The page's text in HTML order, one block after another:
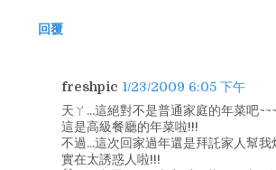
回覆
freshpic 1/23/2009 6:05 下午
天ㄚ...這絕對不是普通家庭的年菜吧~~~
這是高級餐廳的年菜啦!!!
不過...這次回家過年還是拜託家人幫我
實在太誘惑人啦!!!